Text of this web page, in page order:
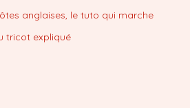
anglaises, le tuto qui marche
tricot expliqué